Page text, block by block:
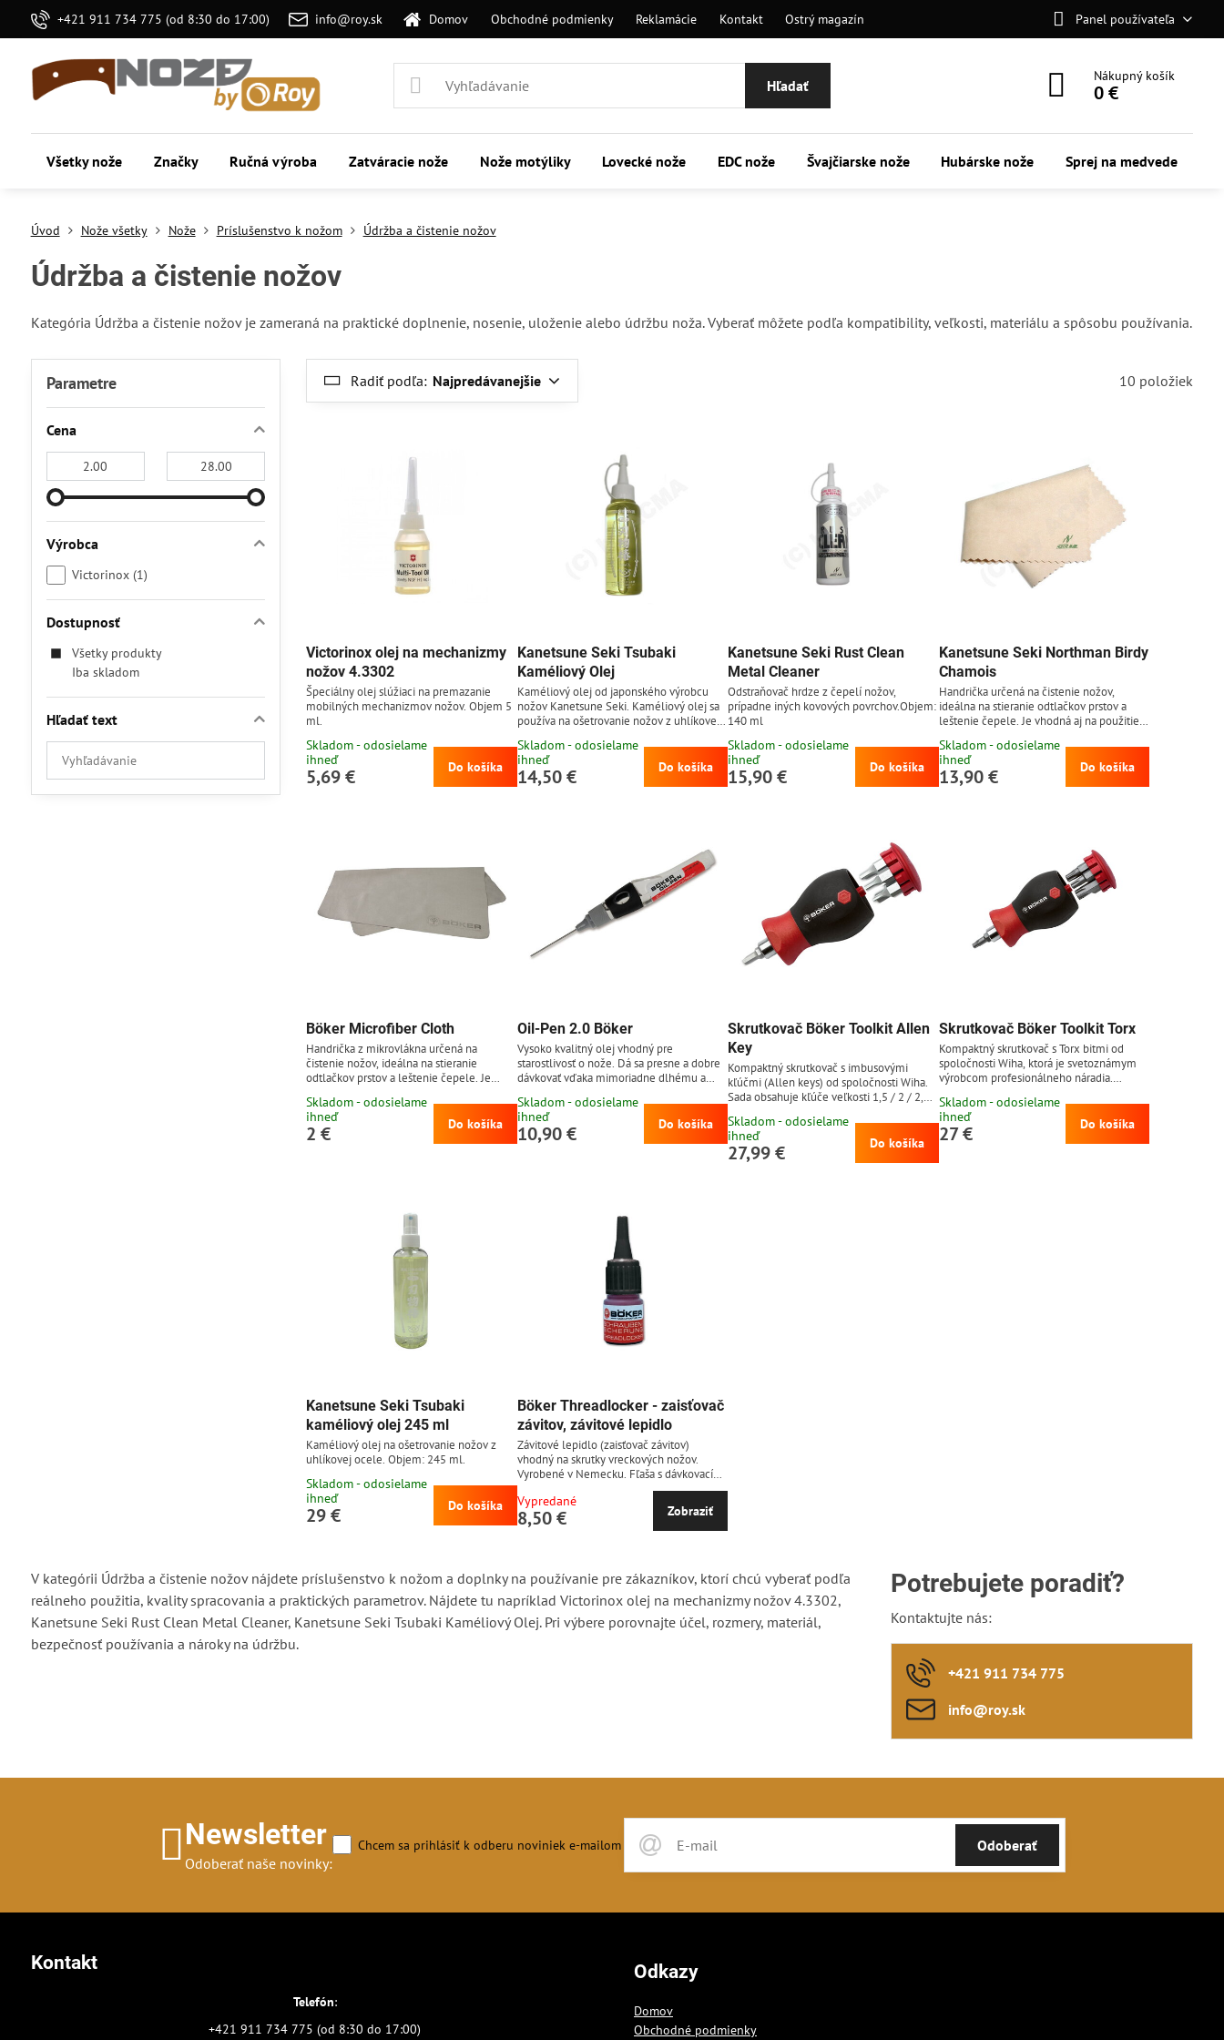
+421 911 734 775 (od 8:30 do 17:00) info@roy.sk Domov Obchodné podmienky Reklamácie Kontakt Ostrý magazín Panel používateľa
Hľadať
Nákupný košík
0 €
Všetky nože Značky Ručná výroba Zatváracie nože Nože motýliky Lovecké nože EDC nože Švajčiarske nože Hubárske nože Sprej na medvede
Úvod Nože všetky Nože Príslušenstvo k nožom Údržba a čistenie nožov
Údržba a čistenie nožov
Kategória Údržba a čistenie nožov je zameraná na praktické doplnenie, nosenie, uloženie alebo údržbu noža. Vyberať môžete podľa kompatibility, veľkosti, materiálu a spôsobu používania.
Radiť podľa: Najpredávanejšie 10 položiek
Victorinox olej na mechanizmy
nožov 4.3302
Špeciálny olej slúžiaci na premazanie
mobilných mechanizmov nožov. Objem 5
ml.
Skladom - odosielame
ihneď
5,69 € Do košíka
Kanetsune Seki Tsubaki
Kaméliový Olej
Kaméliový olej od japonského výrobcu
nožov Kanetsune Seki. Kaméliový olej sa
používa na ošetrovanie nožov z uhlíkovej
Po vyčistení noža odporúčame pretrieť
čepeľ čistou tkaninou namočenou v
kaméliovom oleji. Obsah: 100 ml
Skladom - odosielame
ihneď
14,50 € Do košíka
Kanetsune Seki Rust Clean
Metal Cleaner
Odstraňovač hrdze z čepelí nožov,
prípadne iných kovových povrchov.Objem:
140 ml
Skladom - odosielame
ihneď
15,90 € Do košíka
Kanetsune Seki Northman Birdy
Chamois
Handrička určená na čistenie nožov,
ideálna na stieranie odtlačkov prstov a
leštenie čepele. Je vhodná aj na použitie
teplej vode, nesušiť na slnku.Rozmery: 25
x 17 cm
Skladom - odosielame
ihneď
13,90 € Do košíka
Böker Microfiber Cloth
Handrička z mikrovlákna určená na
čistenie nožov, ideálna na stieranie
odtlačkov prstov a leštenie čepele. Je
pod.Údržba: prať ručne v teplej vode,
nesušiť na slnku.Rozmery: 20 x 20 cm
Skladom - odosielame
ihneď
2 € Do košíka
Oil-Pen 2.0 Böker
Vysoko kvalitný olej vhodný pre
starostlivosť o nože. Dá sa presne a dobre
dávkovať vďaka mimoriadne dlhému a
bez zápachu a neobsahuje silikón.
Fyziologicky nezávadné podľa DAB a
LFGB a dokonca schválené pre potraviny
Skladom - odosielame
ihneď
10,90 € Do košíka
Skrutkovač Böker Toolkit Allen
Key
Kompaktný skrutkovač s imbusovými
kľúčmi (Allen keys) od spoločnosti Wiha.
Sada obsahuje kľúče veľkosti 1,5 / 2 / 2,5 /
Skladom - odosielame
ihneď
27,99 € Do košíka
Skrutkovač Böker Toolkit Torx
Kompaktný skrutkovač s Torx bitmi od
spoločnosti Wiha, ktorá je svetoznámym
výrobcom profesionálneho náradia.
prispôsobený na práce s vreckovými
nožmi. Kvalitné bity zaisťujú optimálnu
presnosť a bezpečnú manipuláciu. Sú
Böker Toolkit Torx obsahuje torx bity
Skladom - odosielame
ihneď
27 € Do košíka
Kanetsune Seki Tsubaki
kaméliový olej 245 ml
Kaméliový olej na ošetrovanie nožov z
uhlíkovej ocele. Objem: 245 ml.
Skladom - odosielame
ihneď
29 € Do košíka
Böker Threadlocker - zaisťovač
závitov, závitové lepidlo
Závitové lepidlo (zaisťovač závitov)
vhodný na skrutky vreckových nožov.
Vyrobené v Nemecku. Fľaša s dávkovacím
Vypredané
8,50 € Zobraziť
Parametre
Cena
Výrobca
Victorinox (1)
Dostupnosť
Všetky produkty
Iba skladom
Hľadať text
Prehľadať
výsledky
filtra
V kategórii Údržba a čistenie nožov nájdete príslušenstvo k nožom a doplnky na používanie pre zákazníkov, ktorí chcú vyberať podľa
reálneho použitia, kvality spracovania a praktických parametrov. Nájdete tu napríklad Victorinox olej na mechanizmy nožov 4.3302,
Kanetsune Seki Rust Clean Metal Cleaner, Kanetsune Seki Tsubaki Kaméliový Olej. Pri výbere porovnajte účel, rozmery, materiál,
bezpečnosť používania a nároky na údržbu.
Potrebujete poradiť?
Kontaktujte nás:
+421 911 734 775
info​@roy​.sk
Newsletter
Odoberať naše novinky:
Odoberať
Chcem sa prihlásiť k odberu noviniek e-mailom
Kontakt
Telefón:
+421 911 734 775 (od 8:30 do 17:00)
Odkazy
Domov
Obchodné podmienky